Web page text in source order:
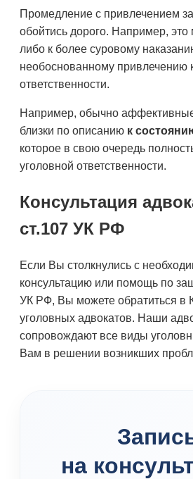
Промедление с привлечением
обойтись дорого. Например, это
либо к более суровому
необоснованному привлечению
ответственности.
Например, обычно
близки по описанию к
которое в свою очередь
уголовной ответственности.
Консультация
ст.107 УК РФ
Если Вы столкнулись с
консультацию или помощь по
УК РФ, Вы можете обратиться в
уголовных адвокатов. Наши
сопровождают все виды
Вам в решении возникших
на